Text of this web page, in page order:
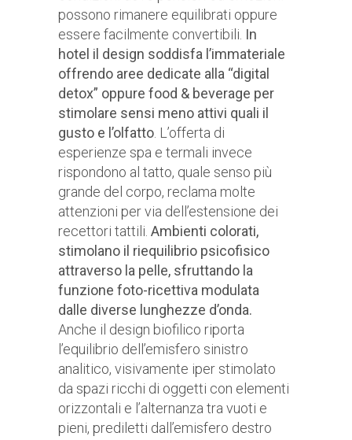
possono rimanere equilibrati oppure
essere facilmente convertibili. In
hotel il design soddisfa l’immateriale
offrendo aree dedicate alla “digital
detox” oppure food & beverage per
stimolare sensi meno attivi quali il
gusto e l’olfatto. L’offerta di
esperienze spa e termali invece
rispondono al tatto, quale senso più
grande del corpo, reclama molte
attenzioni per via dell’estensione dei
recettori tattili. Ambienti colorati,
stimolano il riequilibrio psicofisico
attraverso la pelle, sfruttando la
funzione foto-ricettiva modulata
dalle diverse lunghezze d’onda.
Anche il design biofilico riporta
l’equilibrio dell’emisfero sinistro
analitico, visivamente iper stimolato
da spazi ricchi di oggetti con elementi
orizzontali e l’alternanza tra vuoti e
pieni, prediletti dall’emisfero destro